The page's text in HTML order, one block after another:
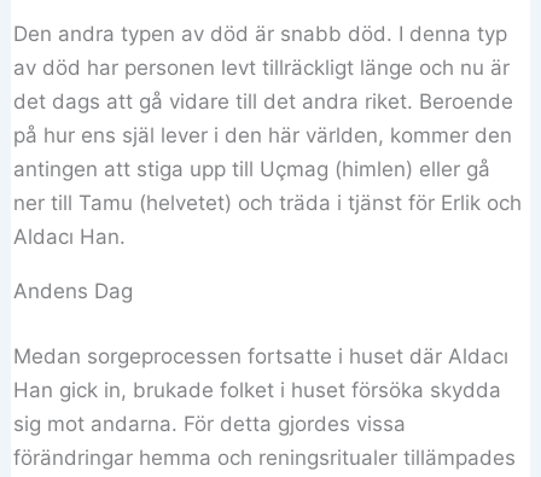
Den andra typen av död är snabb död. I denna typ
av död har personen levt tillräckligt länge och nu är
det dags att gå vidare till det andra riket. Beroende
på hur ens själ lever i den här världen, kommer den
antingen att stiga upp till Uçmag (himlen) eller gå
ner till Tamu (helvetet) och träda i tjänst för Erlik och
Aldacı Han.
Andens Dag
Medan sorgeprocessen fortsatte i huset där Aldacı
Han gick in, brukade folket i huset försöka skydda
sig mot andarna. För detta gjordes vissa
förändringar hemma och reningsritualer tillämpades